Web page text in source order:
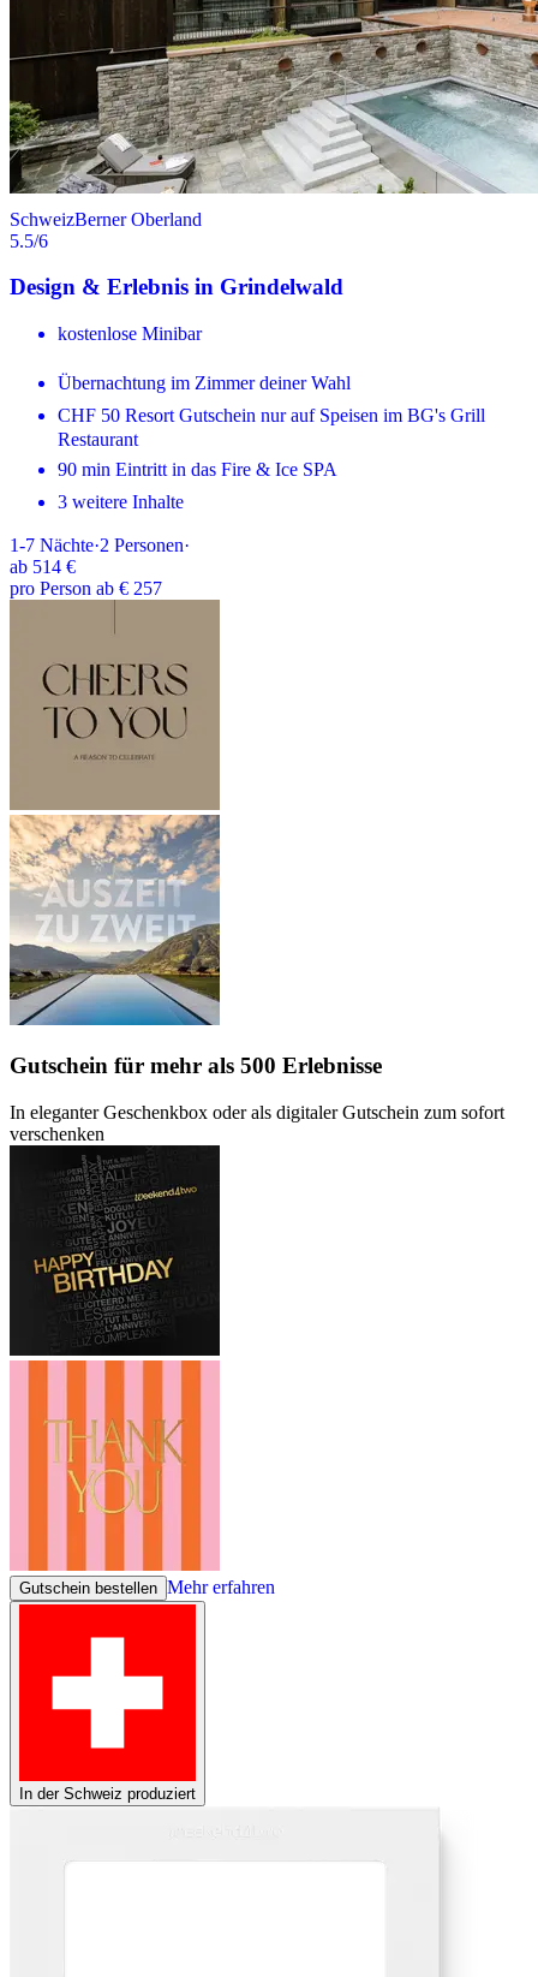
SchweizBerner Oberland
5.5/6
Design & Erlebnis in Grindelwald
kostenlose Minibar
Übernachtung im Zimmer deiner Wahl
CHF 50 Resort Gutschein nur auf Speisen im BG's Grill
Restaurant
90 min Eintritt in das Fire & Ice SPA
3 weitere Inhalte
1-7 Nächte·2 Personen·
ab 514 €
pro Person ab € 257
Gutschein für mehr als 500 Erlebnisse
In eleganter Geschenkbox oder als digitaler Gutschein zum sofort
verschenken
Gutschein bestellen Mehr erfahren
In der Schweiz produziert